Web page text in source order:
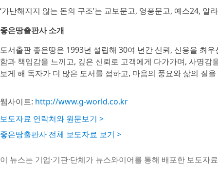
‘가난해지지 않는 돈의 구조’는 교보문고, 영풍문고, 예스24,
좋은땅출판사 소개
도서출판 좋은땅은 1993년 설립해 30여 년간 신뢰, 신용을 최
함과 책임감을 느끼고, 깊은 신뢰로 고객에게 다가가며, 사명
보게 해 독자가 더 많은 도서를 접하고, 마음의 풍요와 삶의 질
웹사이트: http://www.g-world.co.kr
보도자료 연락처와 원문보기 >
좋은땅출판사 전체 보도자료 보기 >
이 뉴스는 기업·기관·단체가 뉴스와이어를 통해 배포한 보도자